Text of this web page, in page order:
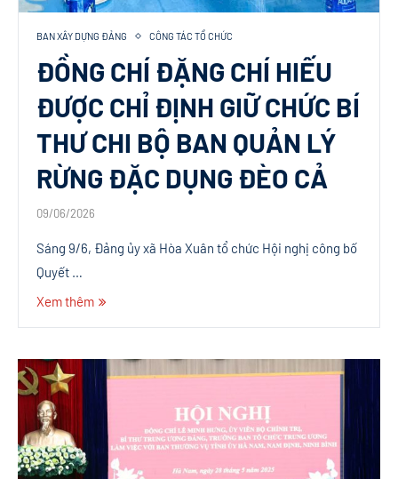
BAN XÂY DỰNG ĐẢNG CÔNG TÁC TỔ CHỨC
ĐỒNG CHÍ ĐẶNG CHÍ HIẾU
ĐƯỢC CHỈ ĐỊNH GIỮ CHỨC BÍ
THƯ CHI BỘ BAN QUẢN LÝ
RỪNG ĐẶC DỤNG ĐÈO CẢ
09/06/2026
Sáng 9/6, Đảng ủy xã Hòa Xuân tổ chức Hội nghị công bố
Quyết …
Xem thêm